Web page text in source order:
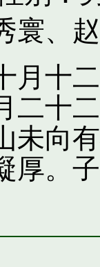
寰、
月十
二十
未向
厚。